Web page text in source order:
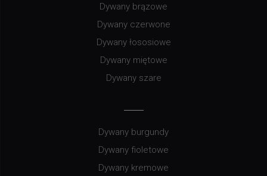
Dywany brązowe
Dywany czerwone
Dywany łososiowe
Dywany miętowe
Dywany szare
Dywany burgundy
Dywany fioletowe
Dywany kremowe